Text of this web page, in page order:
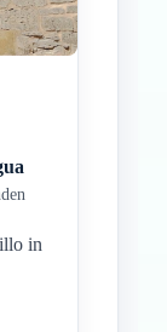
in